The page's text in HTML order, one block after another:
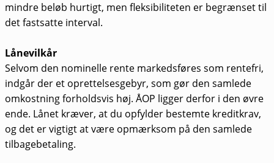
mindre beløb hurtigt, men fleksibiliteten er begrænset til
det fastsatte interval.
Lånevilkår
Selvom den nominelle rente markedsføres som rentefri,
indgår der et oprettelsesgebyr, som gør den samlede
omkostning forholdsvis høj. ÅOP ligger derfor i den øvre
ende. Lånet kræver, at du opfylder bestemte kreditkrav,
og det er vigtigt at være opmærksom på den samlede
tilbagebetaling.